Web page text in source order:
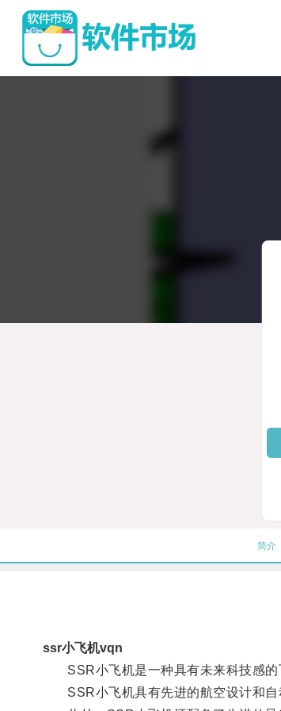
简介
ssr小飞机vqn
SSR小飞机是一种具有未来科技感的
SSR小飞机具有先进的航空设计和自